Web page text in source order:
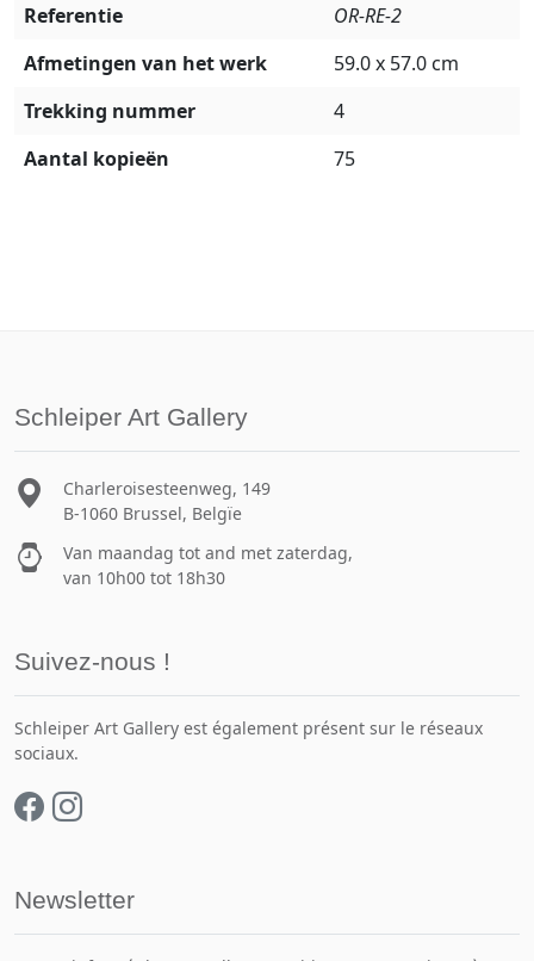
Referentie
OR-RE-2
Afmetingen van het werk
59.0 x 57.0 cm
Trekking nummer
4
Aantal kopieën
75
Schleiper Art Gallery
Charleroisesteenweg, 149
B-1060 Brussel, Belgïe
Van maandag tot and met zaterdag,
van 10h00 tot 18h30
Suivez-nous !
Schleiper Art Gallery est également présent sur le réseaux
sociaux.
Newsletter